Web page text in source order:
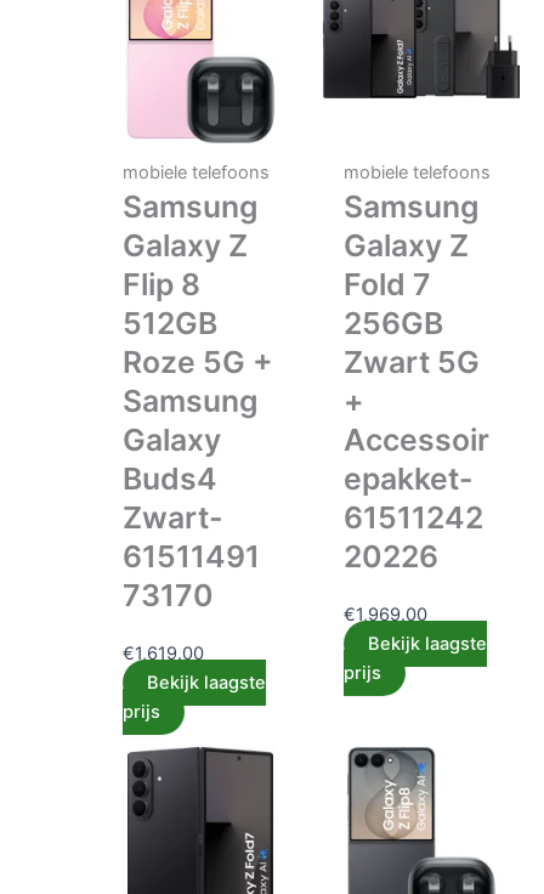
mobiele telefoons
Samsung
Galaxy Z
Flip 8
512GB
Roze 5G +
Samsung
Galaxy
Buds4
Zwart-
61511491
73170
€1,619.00
Bekijk laagste
prijs
mobiele telefoons
Samsung
Galaxy Z
Fold 7
256GB
Zwart 5G
+
Accessoir
epakket-
61511242
20226
€1,969.00
Bekijk laagste
prijs